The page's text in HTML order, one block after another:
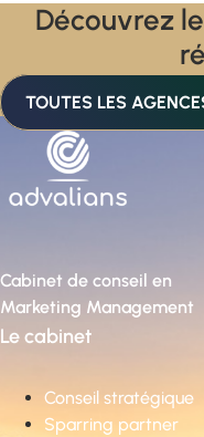
Découvrez
TOUTES LES
Cabinet de conseil en
Marketing Management
Le cabinet
Conseil stratégique
Sparring partner